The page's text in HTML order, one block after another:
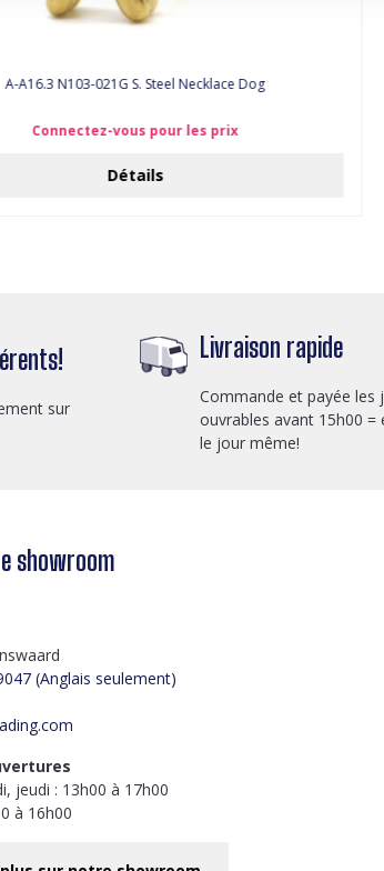
A-A16.3 N103-021G S. Steel Necklace Dog
Connectez-vous pour les prix
Détails
sur
Livraison rapide
Commande et payée les
ouvrables avant 15h00 =
le jour même!
showroom
(Anglais seulement)
jeudi : 13h00 à 17h00
à 16h00